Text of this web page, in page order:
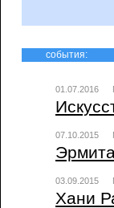
события:
01.07.2016
07.10.2015
03.09.2015
Хани